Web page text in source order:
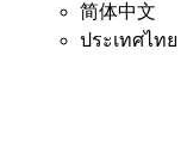
简体中文
ประเทศไทย